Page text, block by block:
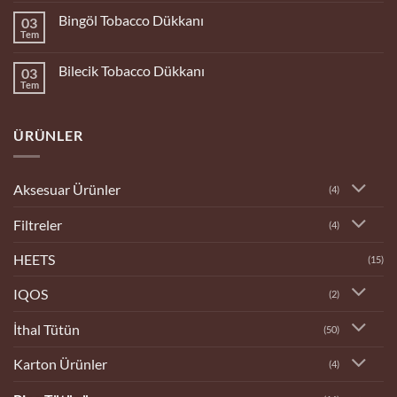
Tobacco
03
Tem
Bingöl Tobacco Dükkanı
Tobacco
03
Tem
Bilecik Tobacco Dükkanı
Dükkanı
ÜRÜNLER
Aksesuar Ürünler (4)
Filtreler (4)
HEETS (15)
IQOS (2)
İthal Tütün (50)
Karton Ürünler (4)